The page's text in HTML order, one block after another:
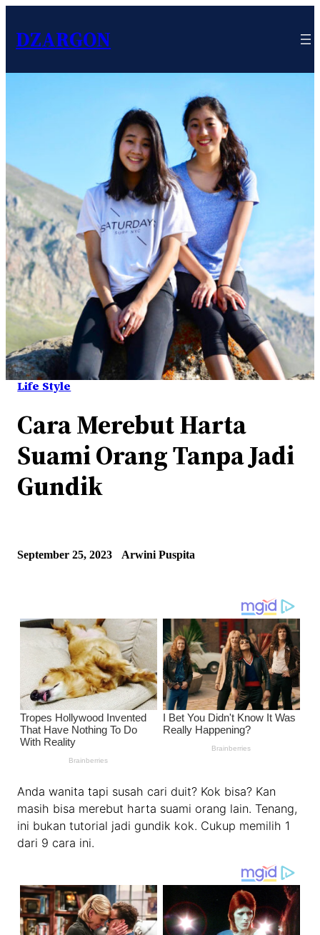
DZARGON
Life Style
Cara Merebut Harta
Suami Orang Tanpa Jadi
Gundik
September 25, 2023 Arwini Puspita
Anda wanita tapi susah cari duit? Kok bisa? Kan
masih bisa merebut harta suami orang lain. Tenang,
ini bukan tutorial jadi gundik kok. Cukup memilih 1
dari 9 cara ini.